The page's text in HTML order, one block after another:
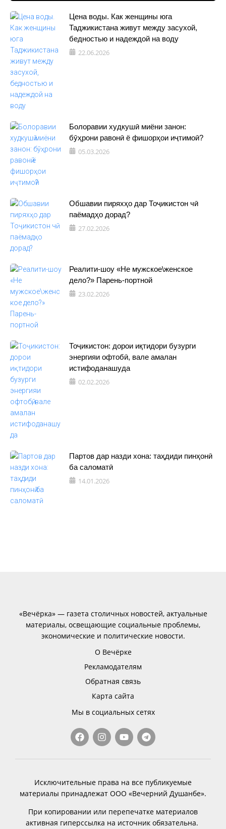
Цена воды. Как женщины юга
Таджикистана живут между засухой,
бедностью и надеждой на воду
22.06.2026
Болоравии худкушӣ миёни занон:
бӯҳрони равонӣ ё фишорҳои иҷтимоӣ?
05.03.2026
Обшавии пиряхҳо дар Тоҷикистон чӣ
паёмадҳо дорад?
27.02.2026
Реалити-шоу «Не мужское\женское
дело?» Парень-портной
23.02.2026
Тоҷикистон: дорои иқтидори бузурги
энергияи офтобӣ, вале амалан
истифоданашуда
02.02.2026
Партов дар назди хона: таҳдиди пинҳонӣ
ба саломатӣ
14.01.2026
«Вечёрка» — газета столичных новостей, актуальные
материалы, освещающие социальные проблемы,
экономические и политические новости.
О Вечёрке
Рекламодателям
Обратная связь
Карта сайта
Мы в социальных сетях
Исключительные права на все публикуемые
материалы принадлежат ООО «Вечерний Душанбе».
При копировании или перепечатке материалов
активная гиперссылка на источник обязательна.